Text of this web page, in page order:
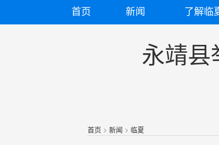
首页 新闻 了解临
永靖县
首页 >新闻 > 临夏